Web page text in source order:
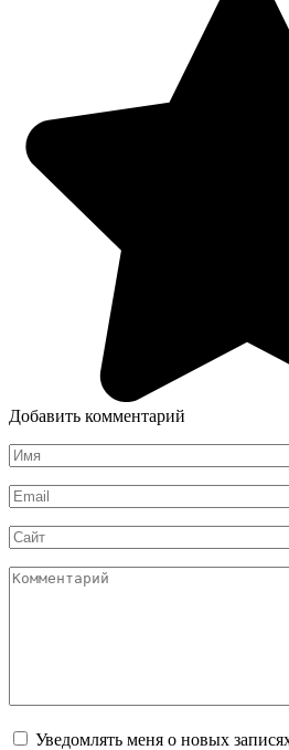
Добавить комментарий
Имя
*
Email
*
Сайт
Комментарий
Уведомлять меня о новых